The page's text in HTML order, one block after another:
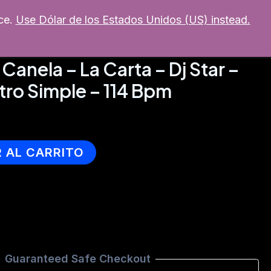
Soporte MI CUENTA
– La Carta – Dj Star –
Simple – 114 Bpm
AL CARRITO
Guaranteed Safe Checkout
Use Dólar de los Estados Unidos (US) instead.